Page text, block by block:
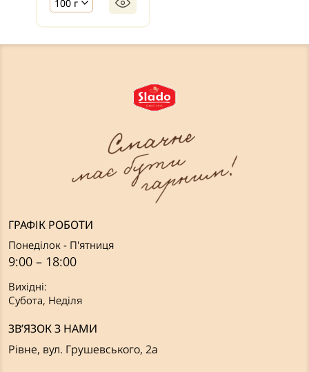
100 г
ГРАФІК РОБОТИ
Понеділок - П'ятниця
9:00 – 18:00
Вихідні:
Субота, Неділя
ЗВ’ЯЗОК З НАМИ
Рівне, вул. Грушевського, 2а